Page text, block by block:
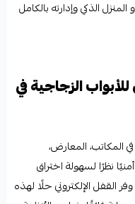
الذكي وإدارته بالكامل
الزجاجية في
المكاتب، المعارض،
نظرًا لسهولة اختراق
القفل الإلكتروني حلًا لهذه